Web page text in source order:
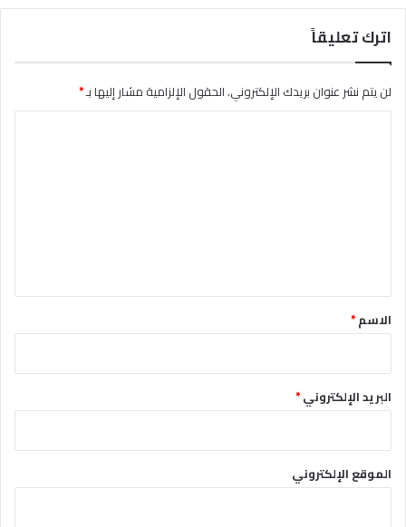
اترك تعليقاً
لن يتم نشر عنوان بريدك الإلكتروني.الحقول الإلزامية مشار إليها بـ*
*الاسم*
البريد الإلكتروني*
الموقع الإلكتروني